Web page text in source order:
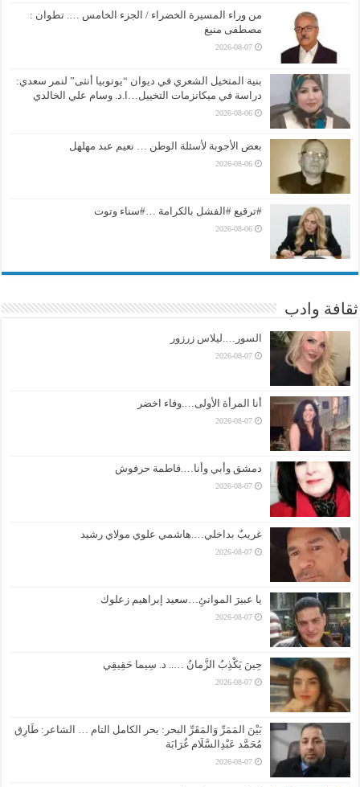
من وراء المسيرة الخضراء / الجزء الخامس …. تطوان :
مصطفى منيغ
2026-08-07
بنية المتخيل الشعري في ديوان “يوتوبيا أنثى” لنمر سعدي:
دراسة في ميكانزمات التخييل…ا.د. وسام علي الخالدي
2026-08-06
بعض الأجوبة لأسئلة الوطن … نعيم عبد مهلهل
2026-08-06
#ترقيع #الفشل بالكرامة …#سناء وتوت
2026-08-06
ثقافة وادب
السور….ليلاس زرزور
2026-08-07
أنا المرأة الأولى….وفاء اخضر
2026-08-07
دمشق وأبي وأنا….فاطمة حرفوش
2026-08-07
غريبٌ بداخلي….هاشمي علوي مولاي رشيد
2026-08-07
يا عبيرَ الموانئِ…سعيد إبراهيم زعلوك
2026-08-07
حِينَ يَكْذِبُ الزَّمانُ ….. د. سِيما حَقِيقِي
2026-08-07
بَيْنَ المَمَرِّ وَالمَقَرِّ البحر: بحر الكامل التام … الشاعر: طَارِق
مُحَمَّد عَبْدِالسَّلَام غُرَابَة
2026-08-07